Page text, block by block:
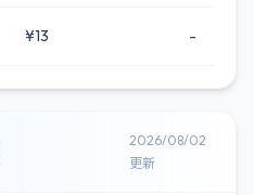
¥13 -
2026/08/02
更新